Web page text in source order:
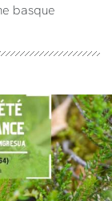
basque